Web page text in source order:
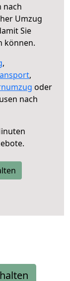
nach
Umzug
Sie
können.
,
,
oder
nach